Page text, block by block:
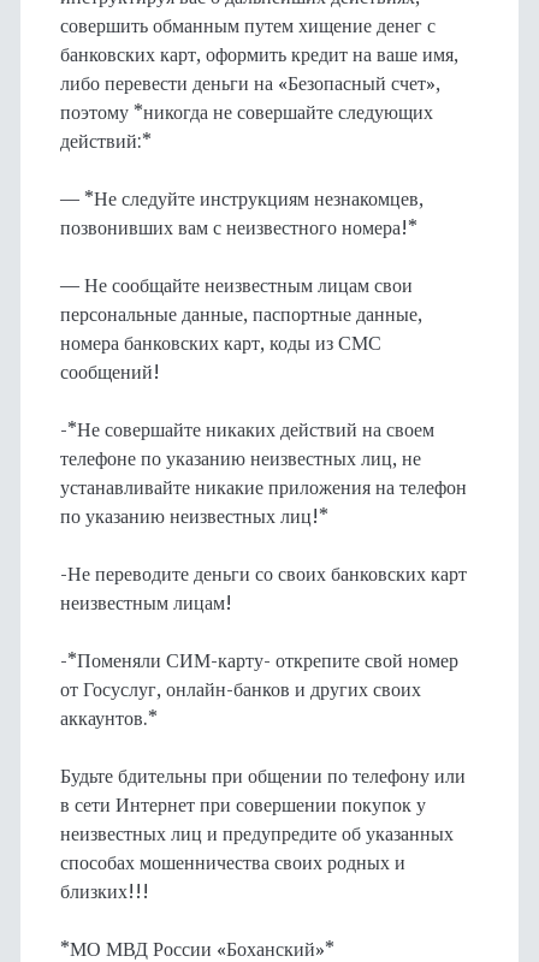
совершить обманным путем хищение денег с
банковских карт, оформить кредит на ваше имя,
либо перевести деньги на «Безопасный счет»,
поэтому *никогда не совершайте следующих
действий:*
— *Не следуйте инструкциям незнакомцев,
позвонивших вам с неизвестного номера!*
— Не сообщайте неизвестным лицам свои
персональные данные, паспортные данные,
номера банковских карт, коды из СМС
сообщений!
-*Не совершайте никаких действий на своем
телефоне по указанию неизвестных лиц, не
устанавливайте никакие приложения на телефон
по указанию неизвестных лиц!*
-Не переводите деньги со своих банковских карт
неизвестным лицам!
-*Поменяли СИМ-карту- открепите свой номер
от Госуслуг, онлайн-банков и других своих
аккаунтов.*
Будьте бдительны при общении по телефону или
в сети Интернет при совершении покупок у
неизвестных лиц и предупредите об указанных
способах мошенничества своих родных и
близких!!!
*МО МВД России «Боханский»*